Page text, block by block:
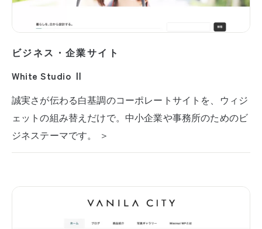
ビジネス・企業サイト
White Studio Ⅱ
誠実さが伝わる白基調のコーポレートサイトを、ウィジ
ェットの組み替えだけで。中小企業や事務所のためのビ
ジネステーマです。 ＞